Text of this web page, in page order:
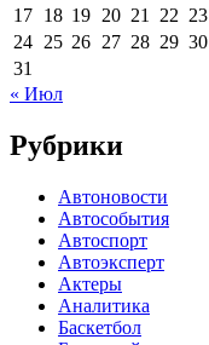
17 18 19 20 21 22 23
24 25 26 27 28 29 30
31
« Июл
Рубрики
Автоновости
Автособытия
Автоспорт
Автоэксперт
Актеры
Аналитика
Баскетбол